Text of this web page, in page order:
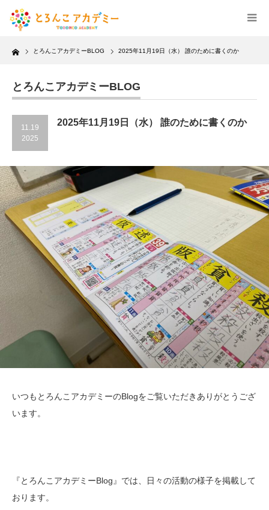
Home とろんこアカデミーBLOG 2025年11月19日（水） 誰のために書くのか
とろんこアカデミーBLOG
11.19
2025
2025年11月19日（水） 誰のために書くのか
いつもとろんこアカデミーのBlogをご覧いただきありがとうござ
います。
『とろんこアカデミーBlog』では、日々の活動の様子を掲載して
おります。